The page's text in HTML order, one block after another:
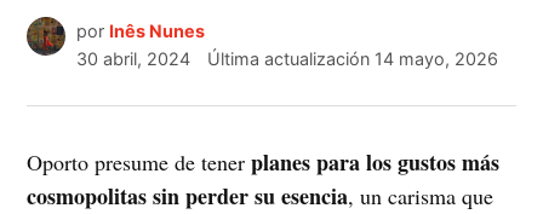
por Inês Nunes
30 abril, 2024
Última actualización 14 mayo, 2026
Oporto presume de tenerplanes para los gustos más
cosmopolitas sin perder su esencia, un carisma que